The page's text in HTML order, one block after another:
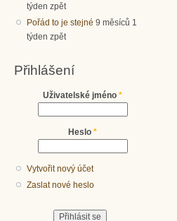
týden zpět
Pořád to je stejné 9 měsíců 1
týden zpět
Přihlášení
Uživatelské jméno *
Heslo *
Vytvořit nový účet
Zaslat nové heslo